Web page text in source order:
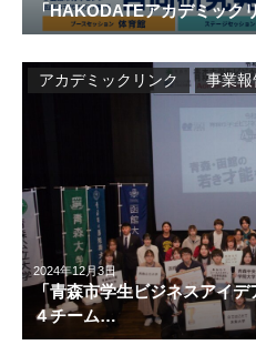
「HAKODATEアカデミック
2024年12月3日
「青森市学生ビジネスアイ
４チーム…
アカデミックリンク 事業報